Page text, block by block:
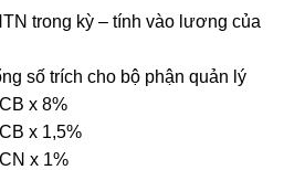
trong kỳ – tính vào lương của
cho bộ phận quản lý
x 8%
x 1,5%
x 1%